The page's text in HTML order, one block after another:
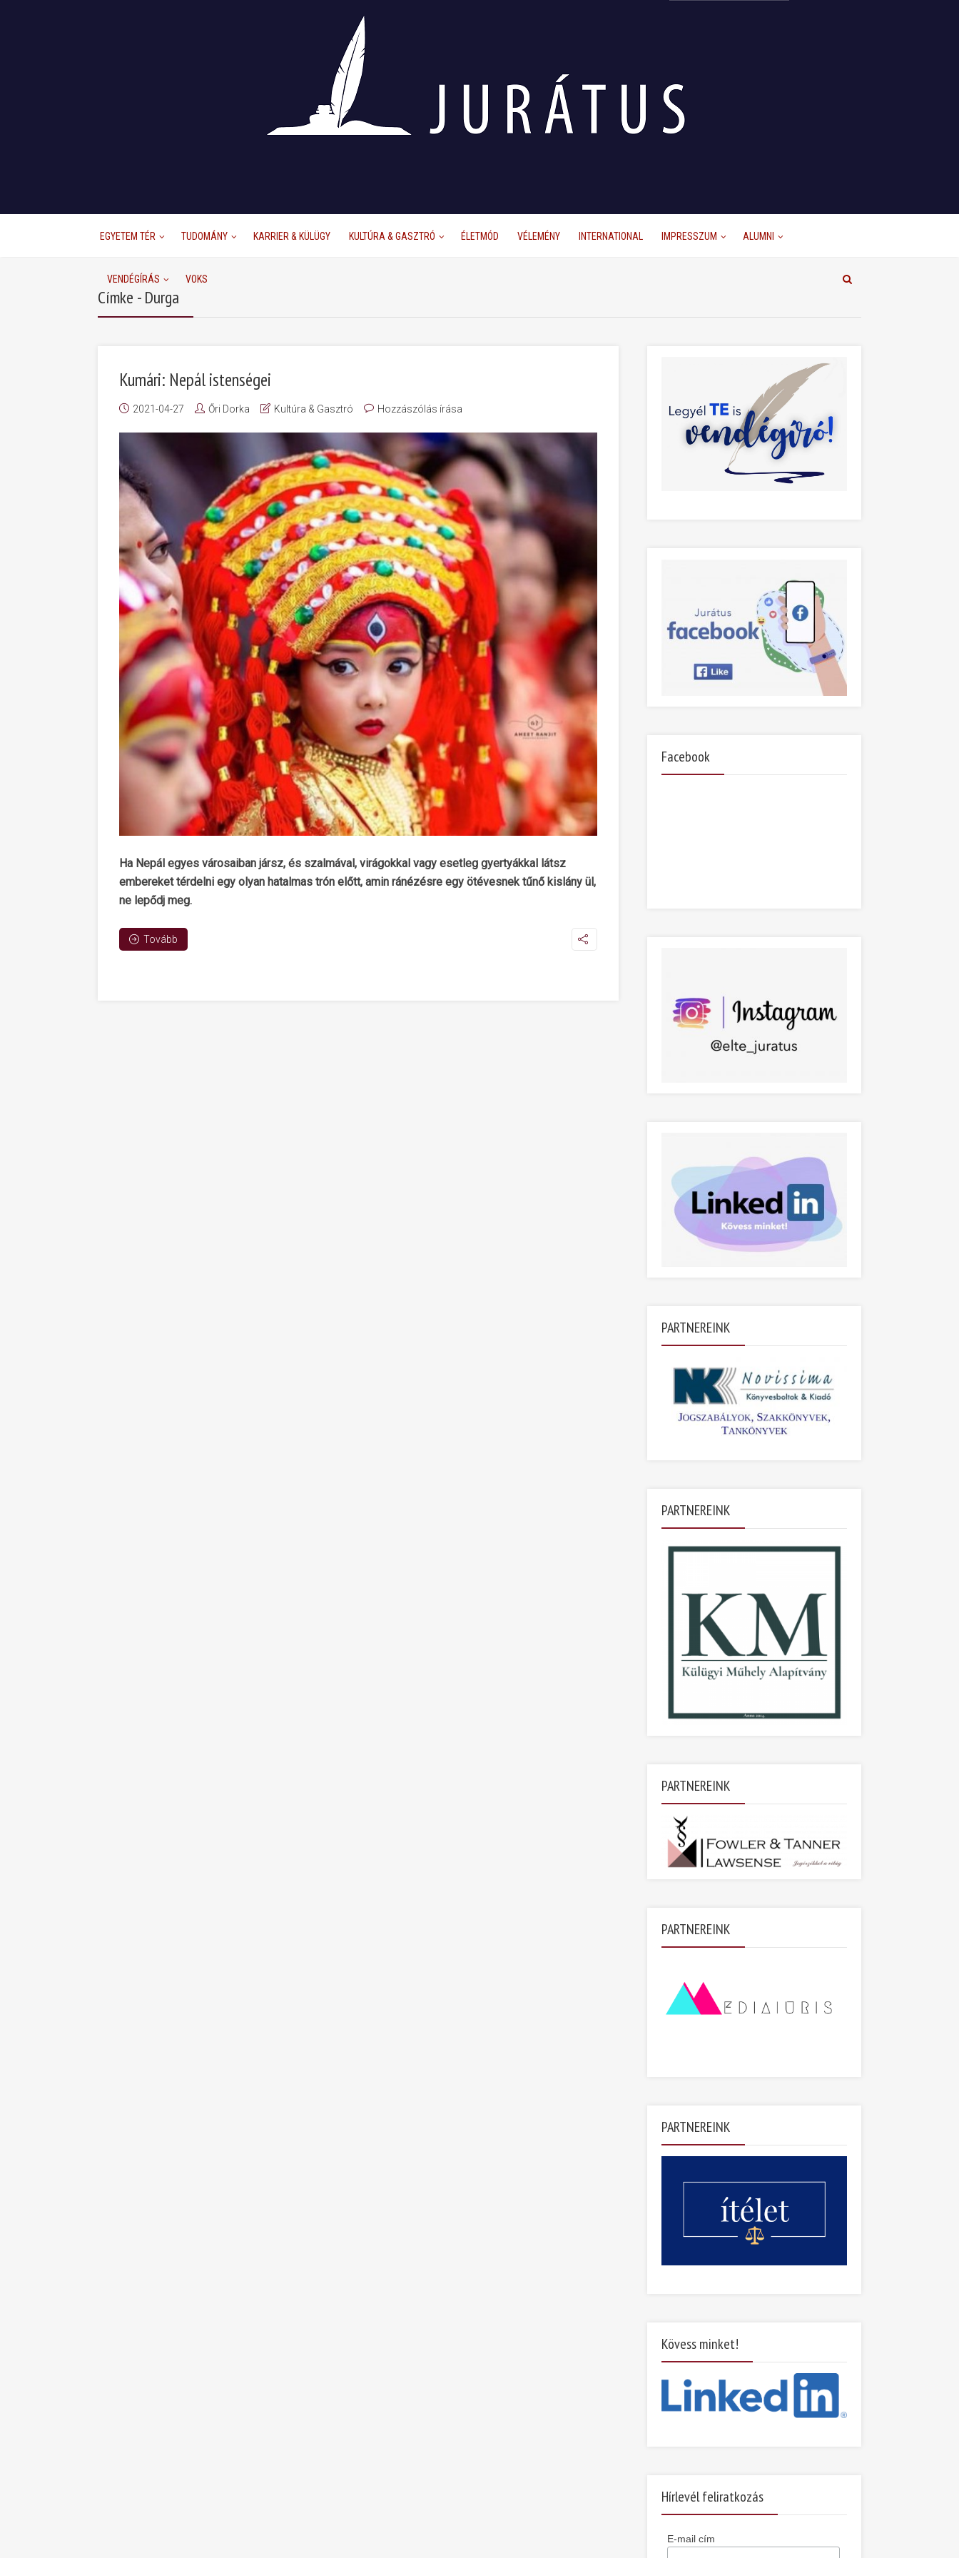
EGYETEM TÉR TUDOMÁNY KARRIER & KÜLÜGY KULTÚRA & GASZTRÓ ÉLETMÓD VÉLEMÉNY INTERNATIONAL IMPRESSZUM ALUMNI
VENDÉGÍRÁS VOKS
Címke - Durga
Kumári: Nepál istenségei
2021-04-27 Őri Dorka Kultúra & Gasztró Hozzászólás írása
Ha Nepál egyes városaiban jársz, és szalmával, virágokkal vagy esetleg gyertyákkal látsz
embereket térdelni egy olyan hatalmas trón előtt, amin ránézésre egy ötévesnek tűnő kislány ül,
ne lepődj meg.
Tovább
Facebook
PARTNEREINK
PARTNEREINK
PARTNEREINK
PARTNEREINK
PARTNEREINK
Kövess minket!
Hírlevél feliratkozás
E-mail cím